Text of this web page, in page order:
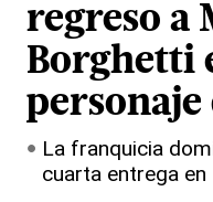
regreso a
Borghetti
personaje
La franquicia
cuarta entrega en